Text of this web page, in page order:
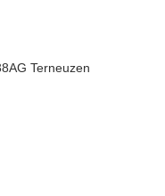
Terneuzen